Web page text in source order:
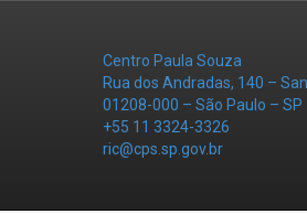
Centro Paula Souza
Rua dos Andradas, 140 –
01208-000 – São Paulo – SP
+55 11 3324-3326
ric@cps.sp.gov.br